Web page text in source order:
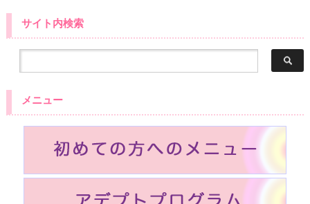
サイト内検索
メニュー